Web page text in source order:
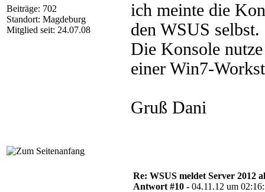
Beiträge: 702
Standort: Magdeburg
Mitglied seit: 24.07.08
ich meinte die
den WSUS selbst.
Die Konsole
einer Win7-
Gruß Dani
Re: WSUS meldet Server 2012
Antwort #10 - 04.11.12 um